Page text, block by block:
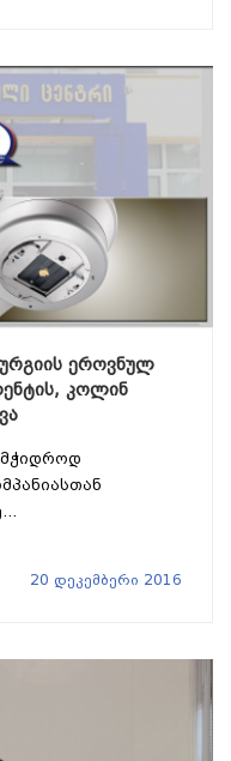
ეროვნულ
კოლინ
20 დეკემბერი 2016